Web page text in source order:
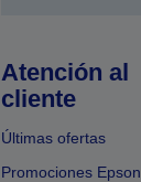
Atención al
cliente
Últimas ofertas
Promociones Epson